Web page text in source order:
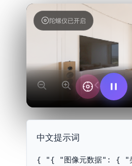
陀螺仪已开启
中文提示词
{ "{ "图像元数据": { "